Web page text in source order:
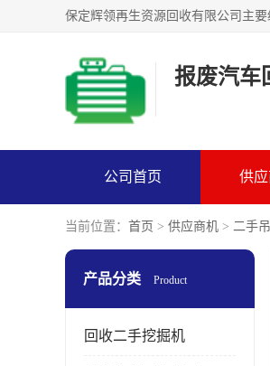
报废汽车
公司首页 供
当前位置： 首页 > 供应商机 > 二手
产品分类 Product
回收二手挖掘机